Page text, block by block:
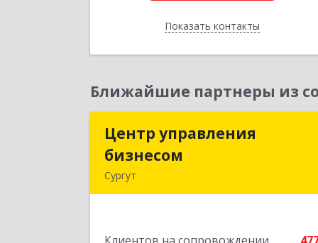
Показать контакты
Назад
Ближайшие партнеры из
Центр управления
бизнесом
Сургут
Центр управления